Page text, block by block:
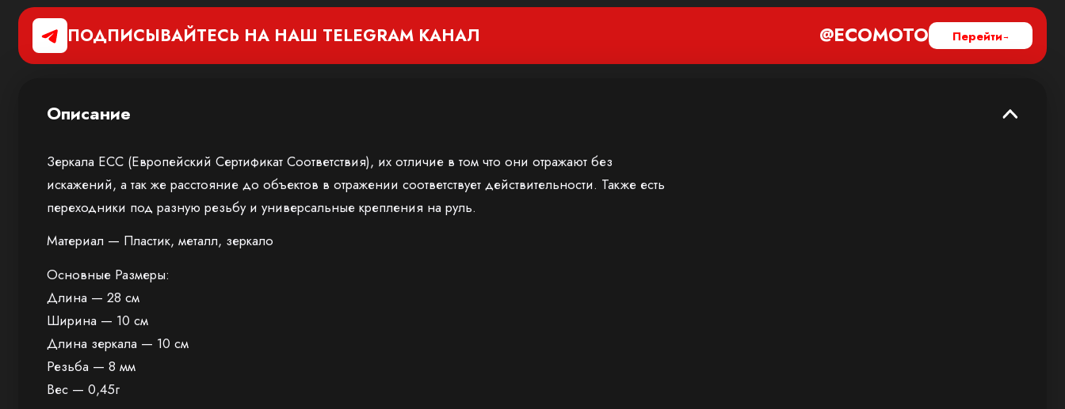
ПОДПИСЫВАЙТЕСЬ НА НАШ TELEGRAM КАНАЛ @ECOMOTO Перейти
Описание
Зеркала ЕСС (Европейский Сертификат Соответствия), их отличие в том что они отражают без
искажений, а так же расстояние до объектов в отражении соответствует действительности. Также есть
переходники под разную резьбу и универсальные крепления на руль.
Материал — Пластик, металл, зеркало
Основные Размеры:
Длина — 28 см
Ширина — 10 см
Длина зеркала — 10 см
Резьба — 8 мм
Вес — 0,45г